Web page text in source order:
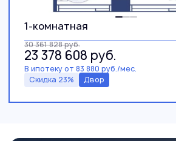
1-комнатная
30 361 828руб.
23 378 608 руб.
В ипотеку от 83 880 руб./мес.
Скидка 23%
Двор